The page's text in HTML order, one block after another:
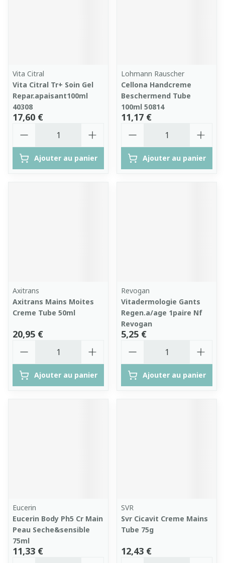
Vita Citral
Vita Citral Tr+ Soin Gel
Repar.apaisant100ml
40308
17,60 €
Ajouter au panier
Lohmann Rauscher
Cellona Handcreme
Beschermend Tube
100ml 50814
11,17 €
Ajouter au panier
Axitrans
Axitrans Mains Moites
Creme Tube 50ml
20,95 €
Ajouter au panier
Revogan
Vitadermologie Gants
Regen.a/age 1paire Nf
Revogan
5,25 €
Ajouter au panier
Eucerin
Eucerin Body Ph5 Cr Main
Peau Seche&sensible
75ml
11,33 €
SVR
Svr Cicavit Creme Mains
Tube 75g
12,43 €